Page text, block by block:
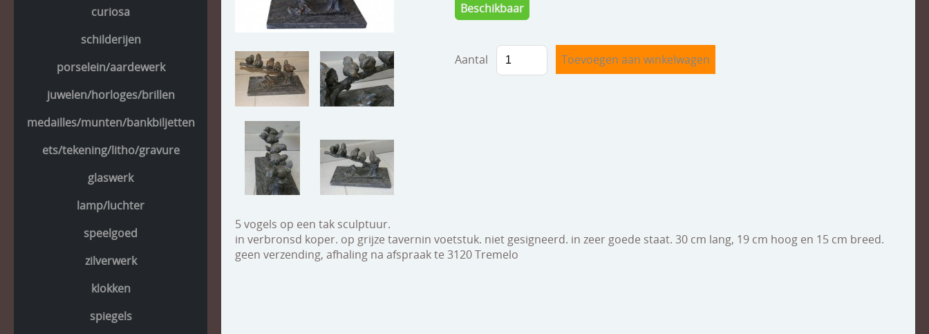
curiosa
schilderijen
porselein/aardewerk
juwelen/horloges/brillen
medailles/munten/bankbiljetten
ets/tekening/litho/gravure
glaswerk
lamp/luchter
speelgoed
zilverwerk
klokken
spiegels
Beschikbaar
Aantal
5 vogels op een tak sculptuur.
in verbronsd koper. op grijze tavernin voetstuk. niet gesigneerd. in zeer goede staat. 30 cm lang, 19 cm hoog en 15 cm breed.
geen verzending, afhaling na afspraak te 3120 Tremelo